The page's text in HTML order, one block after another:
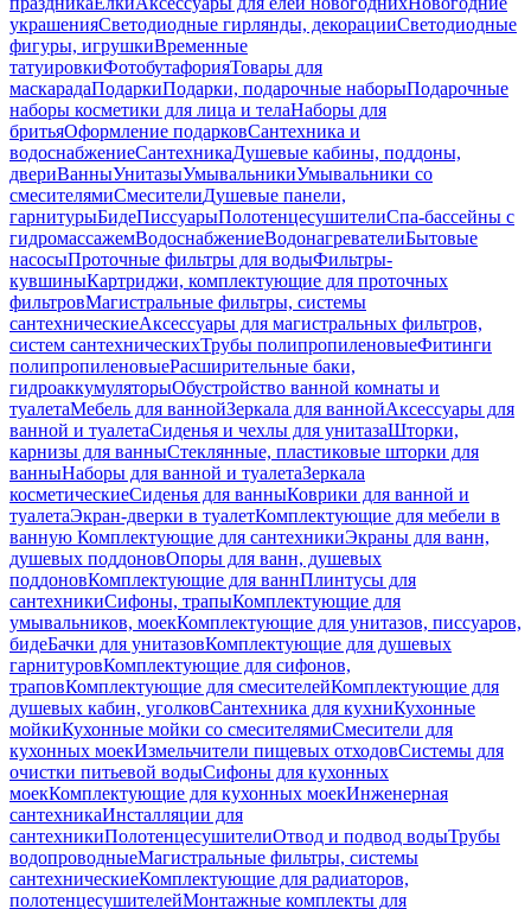
украшенияСветодиодные гирлянды, декорацииСветодиодные
фигуры, игрушкиВременные
татуировкиФотобутафорияТовары для
маскарадаПодаркиПодарки, подарочные наборыПодарочные
наборы косметики для лица и телаНаборы для
бритьяОформление подарковСантехника и
водоснабжениеСантехникаДушевые кабины, поддоны,
двериВанныУнитазыУмывальникиУмывальники со
смесителямиСмесителиДушевые панели,
гарнитурыБидеПиссуарыПолотенцесушителиСпа-бассейны с
гидромассажемВодоснабжениеВодонагревателиБытовые
насосыПроточные фильтры для водыФильтры-
кувшиныКартриджи, комплектующие для проточных
фильтровМагистральные фильтры, системы
сантехническиеАксессуары для магистральных фильтров,
систем сантехническихТрубы полипропиленовыеФитинги
полипропиленовыеРасширительные баки,
гидроаккумуляторыОбустройство ванной комнаты и
туалетаМебель для ваннойЗеркала для ваннойАксессуары для
ванной и туалетаСиденья и чехлы для унитазаШторки,
карнизы для ванныСтеклянные, пластиковые шторки для
ванныНаборы для ванной и туалетаЗеркала
косметическиеСиденья для ванныКоврики для ванной и
туалетаЭкран-дверки в туалетКомплектующие для мебели в
ванную Комплектующие для сантехникиЭкраны для ванн,
душевых поддоновОпоры для ванн, душевых
поддоновКомплектующие для ваннПлинтусы для
сантехникиСифоны, трапыКомплектующие для
умывальников, моекКомплектующие для унитазов, писсуаров,
бидеБачки для унитазовКомплектующие для душевых
гарнитуровКомплектующие для сифонов,
траповКомплектующие для смесителейКомплектующие для
душевых кабин, уголковСантехника для кухниКухонные
мойкиКухонные мойки со смесителямиСмесители для
кухонных моекИзмельчители пищевых отходовСистемы для
очистки питьевой водыСифоны для кухонных
моекКомплектующие для кухонных моекИнженерная
сантехникаИнсталляции для
сантехникиПолотенцесушителиОтвод и подвод водыТрубы
водопроводныеМагистральные фильтры, системы
сантехническиеКомплектующие для радиаторов,
полотенцесушителейМонтажные комплекты для